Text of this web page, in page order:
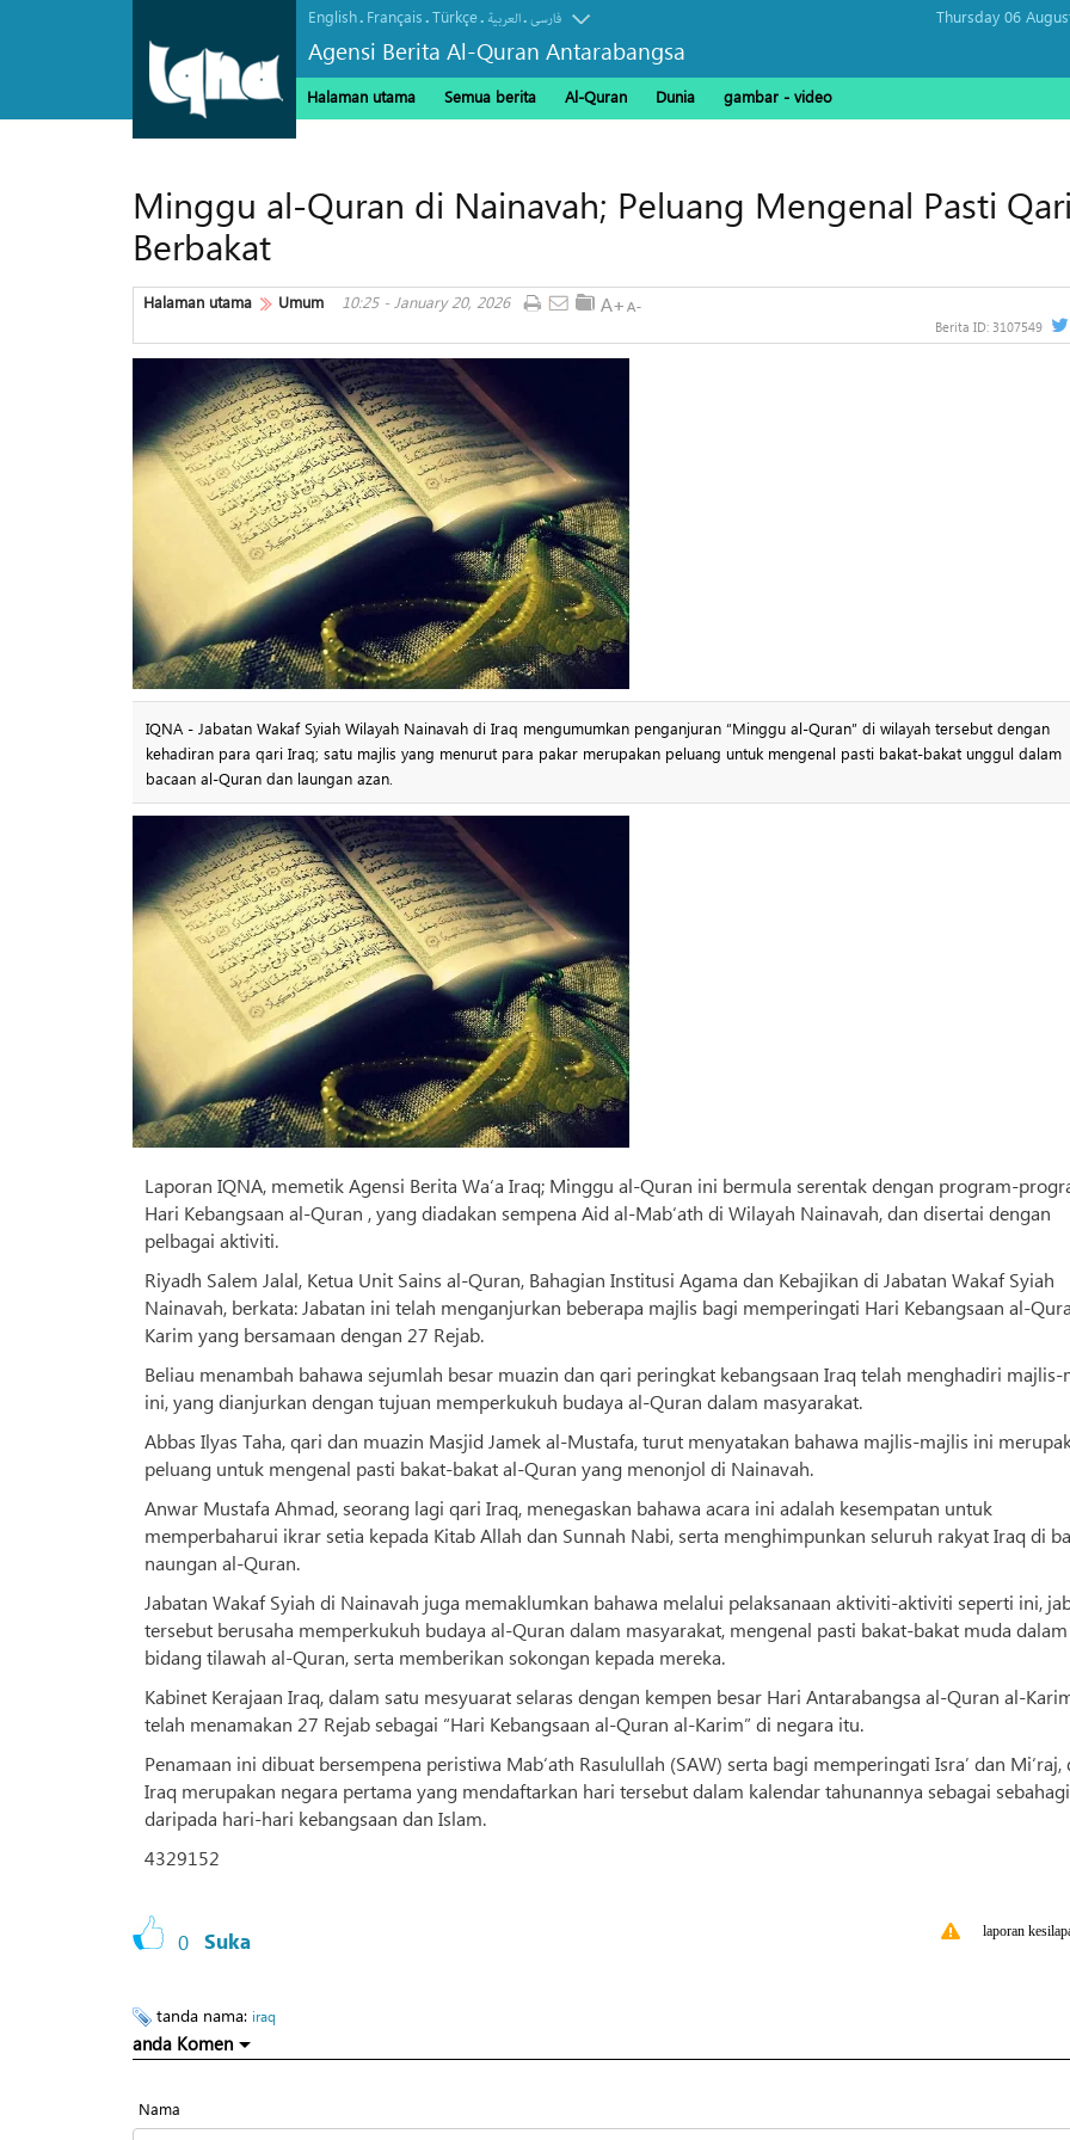
English. Français.Türkçe. العربیة.فارسی
Agensi Berita Al-Quran Antarabangsa
Thursday 06
Halaman utama Semua berita Al-Quran Dunia gambar - video
Minggu al-Quran di Nainavah; Peluang Mengenal Pasti Qari
Berbakat
Halaman utama Umum 10:25 - January 20, 2026
Berita ID: 3107549
IQNA - Jabatan Wakaf Syiah Wilayah Nainavah di Iraq mengumumkan penganjuran “Minggu al-Quran” di wilayah tersebut dengan
kehadiran para qari Iraq; satu majlis yang menurut para pakar merupakan peluang untuk mengenal pasti bakat-bakat unggul dalam
bacaan al-Quran dan laungan azan.
Laporan IQNA, memetik Agensi Berita Wa‘a Iraq; Minggu al-Quran ini bermula serentak dengan program-
Hari Kebangsaan al-Quran , yang diadakan sempena Aid al-Mab‘ath di Wilayah Nainavah, dan disertai dengan
pelbagai aktiviti.
Riyadh Salem Jalal, Ketua Unit Sains al-Quran, Bahagian Institusi Agama dan Kebajikan di Jabatan Wakaf Syiah
Nainavah, berkata: Jabatan ini telah menganjurkan beberapa majlis bagi memperingati Hari Kebangsaan al-
Karim yang bersamaan dengan 27 Rejab.
Beliau menambah bahawa sejumlah besar muazin dan qari peringkat kebangsaan Iraq telah menghadiri majlis-
ini, yang dianjurkan dengan tujuan memperkukuh budaya al-Quran dalam masyarakat.
Abbas Ilyas Taha, qari dan muazin Masjid Jamek al-Mustafa, turut menyatakan bahawa majlis-majlis ini
peluang untuk mengenal pasti bakat-bakat al-Quran yang menonjol di Nainavah.
Anwar Mustafa Ahmad, seorang lagi qari Iraq, menegaskan bahawa acara ini adalah kesempatan untuk
memperbaharui ikrar setia kepada Kitab Allah dan Sunnah Nabi, serta menghimpunkan seluruh rakyat Iraq di
naungan al-Quran.
Jabatan Wakaf Syiah di Nainavah juga memaklumkan bahawa melalui pelaksanaan aktiviti-aktiviti seperti ini,
tersebut berusaha memperkukuh budaya al-Quran dalam masyarakat, mengenal pasti bakat-bakat muda dalam
bidang tilawah al-Quran, serta memberikan sokongan kepada mereka.
Kabinet Kerajaan Iraq, dalam satu mesyuarat selaras dengan kempen besar Hari Antarabangsa al-Quran al-
telah menamakan 27 Rejab sebagai “Hari Kebangsaan al-Quran al-Karim” di negara itu.
Penamaan ini dibuat bersempena peristiwa Mab‘ath Rasulullah (SAW) serta bagi memperingati Isra’ dan Mi‘raj,
Iraq merupakan negara pertama yang mendaftarkan hari tersebut dalam kalendar tahunannya sebagai
daripada hari-hari kebangsaan dan Islam.
4329152
0 Suka laporan
tanda nama: iraq
anda Komen
Nama